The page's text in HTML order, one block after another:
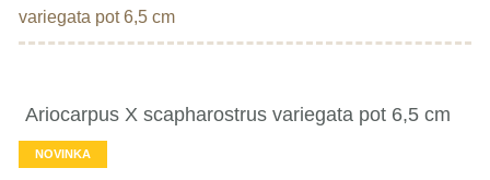
variegata pot 6,5 cm
Ariocarpus X scapharostrus variegata pot 6,5 cm
NOVINKA